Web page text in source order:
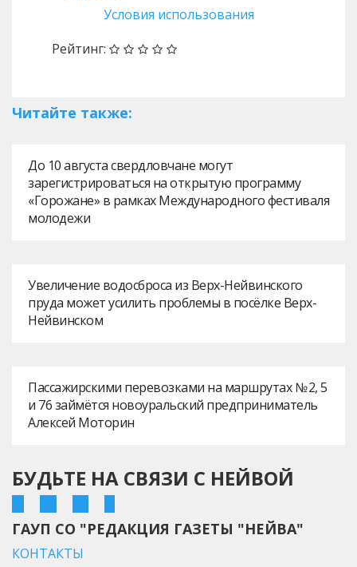
Условия использования
Рейтинг:
Читайте также:
До 10 августа свердловчане могут
зарегистрироваться на открытую программу
«Горожане» в рамках Международного фестиваля
молодежи
Увеличение водосброса из Верх-Нейвинского
пруда может усилить проблемы в посёлке Верх-
Нейвинском
Пассажирскими перевозками на маршрутах № 2, 5
и 76 займётся новоуральский предприниматель
Алексей Моторин
БУДЬТЕ НА СВЯЗИ С НЕЙВОЙ
ГАУП СО "РЕДАКЦИЯ ГАЗЕТЫ "НЕЙВА"
КОНТАКТЫ